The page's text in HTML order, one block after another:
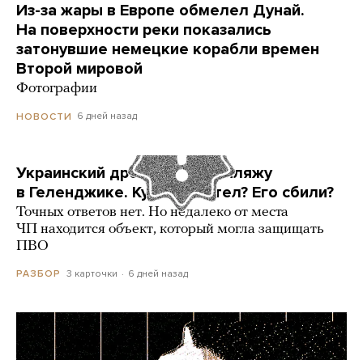
Из-за жары в Европе обмелел Дунай.
На поверхности реки показались
затонувшие немецкие корабли времен
Второй мировой
Фотографии
НОВОСТИ 6 дней назад
Украинский дрон попал по пляжу
в Геленджике. Куда он летел? Его сбили?
Точных ответов нет. Но недалеко от места
ЧП находится объект, который могла защищать
ПВО
РАЗБОР 3 карточки 6 дней назад